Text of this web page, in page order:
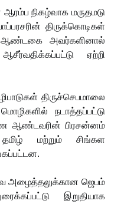
ஆரம்ப நிகழ்வாக மருதமடு
திருக்கொடிகள்
அவர்களினால்
ஏற்றி
திருச்செபமாலை
நடாத்தப்பட்டு
ஆண்டவரின் பிரசன்னம்
தமிழ் மற்றும் சிங்கள
அழைத்தலுக்கான ஜெபம்
இறுதியாக